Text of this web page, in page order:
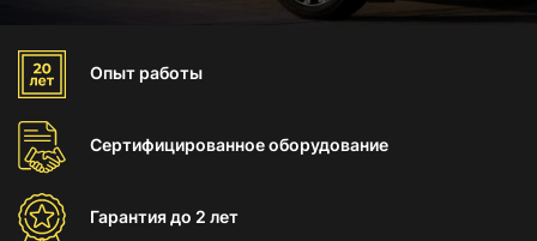
Опыт работы
Сертифицированноеоборудование
Гарантиядо 2 лет